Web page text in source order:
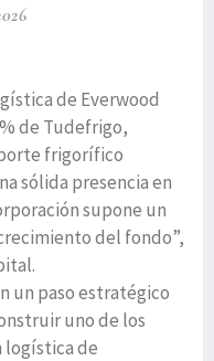
de Everwood
de Tudefrigo,
frigorífico
sólida presencia en
supone un
del fondo”,
un paso estratégico
uno de los
logística de